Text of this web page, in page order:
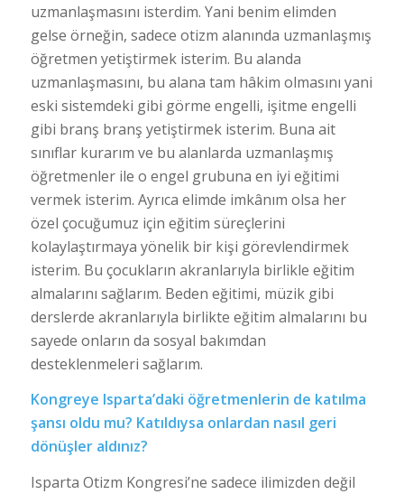
uzmanlaşmasını isterdim. Yani benim elimden
gelse örneğin, sadece otizm alanında uzmanlaşmış
öğretmen yetiştirmek isterim. Bu alanda
uzmanlaşmasını, bu alana tam hâkim olmasını yani
eski sistemdeki gibi görme engelli, işitme engelli
gibi branş branş yetiştirmek isterim. Buna ait
sınıflar kurarım ve bu alanlarda uzmanlaşmış
öğretmenler ile o engel grubuna en iyi eğitimi
vermek isterim. Ayrıca elimde imkânım olsa her
özel çocuğumuz için eğitim süreçlerini
kolaylaştırmaya yönelik bir kişi görevlendirmek
isterim. Bu çocukların akranlarıyla birlikle eğitim
almalarını sağlarım. Beden eğitimi, müzik gibi
derslerde akranlarıyla birlikte eğitim almalarını bu
sayede onların da sosyal bakımdan
desteklenmeleri sağlarım.
Kongreye Isparta’daki öğretmenlerin de katılma
şansı oldu mu? Katıldıysa onlardan nasıl geri
dönüşler aldınız?
Isparta Otizm Kongresi’ne sadece ilimizden değil